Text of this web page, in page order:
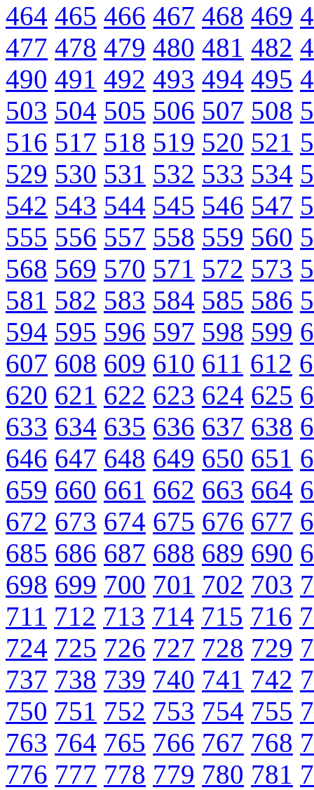
464 465 466 467 468 469
477 478 479 480 481 482
490 491 492 493 494 495
503 504 505 506 507 508
516 517 518 519 520 521
529 530 531 532 533 534
542 543 544 545 546 547
555 556 557 558 559 560
568 569 570 571 572 573
581 582 583 584 585 586
594 595 596 597 598 599
607 608 609 610 611 612
620 621 622 623 624 625
633 634 635 636 637 638
646 647 648 649 650 651
659 660 661 662 663 664
672 673 674 675 676 677
685 686 687 688 689 690
698 699 700 701 702 703
711 712 713 714 715 716
724 725 726 727 728 729
737 738 739 740 741 742
750 751 752 753 754 755
763 764 765 766 767 768
776 777 778 779 780 781